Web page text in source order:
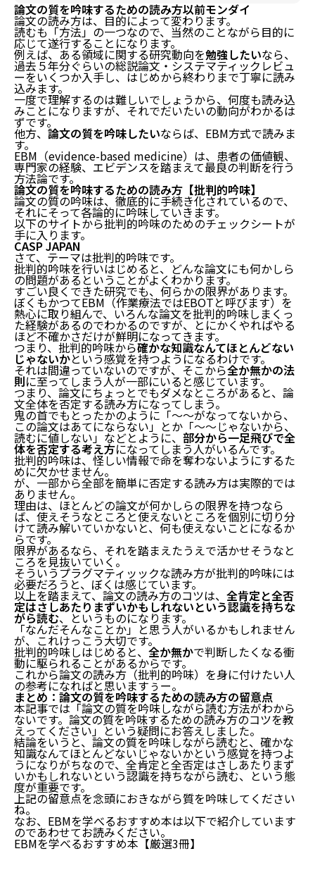
論文の質を吟味するための読み方以前モンダイ
論文の読み方は、目的によって変わります。
読むも「方法」の一つなので、当然のことながら目的に
応じて遂行することになります。
例えば、ある領域に関する研究動向を勉強したいなら、
過去５年分ぐらいの総説論文・システマティックレビュ
ーをいくつか入手し、はじめから終わりまで丁寧に読み
込みます。
一度で理解するのは難しいでしょうから、何度も読み込
みことになりますが、それでだいたいの動向がわかるは
ずです。
他方、論文の質を吟味したいならば、EBM方式で読みま
す。
EBM（evidence-based medicine）は、患者の価値観、
専門家の経験、エビデンスを踏まえて最良の判断を行う
方法論です。
論文の質を吟味するための読み方【批判的吟味】
論文の質の吟味は、徹底的に手続き化されているので、
それにそって各論的に吟味していきます。
以下のサイトから批判的吟味のためのチェックシートが
手に入ります。
CASP JAPAN
さて、テーマは批判的吟味です。
批判的吟味を行いはじめると、どんな論文にも何かしら
の問題があるということがよくわかります。
すごい良くできた研究でも、何らかの限界があります。
ぼくもかつてEBM（作業療法ではEBOTと呼びます）を
熱心に取り組んで、いろんな論文を批判的吟味しまくっ
た経験があるのでわかるのですが、とにかくやればやる
ほど不確かさだけが鮮明になってきます。
つまり、批判的吟味から確かな知識なんてほとんどない
じゃないかという感覚を持つようになるわけです。
それは間違っていないのですが、そこから全か無かの法
則に至ってしまう人が一部にいると感じています。
つまり、論文にちょっとでもダメなところがあると、論
文全体を否定する読み方になってしまう。
鬼の首でもとったかのように「〜〜がなってないから、
この論文はあてにならない」とか「〜〜じゃないから、
読むに値しない」などとように、 部分から一足飛びで全
体を否定する考え方になってしまう人がいるんです。
批判的吟味は、怪しい情報で命を奪わないようにするた
めに欠かせません。
が、一部から全部を簡単に否定する読み方は実際的では
ありません。
理由は、ほとんどの論文が何かしらの限界を持つなら
ば、使えそうなところと使えないところを個別に切り分
けて読み解いていかないと、何も使えないことになるか
らです。
限界があるなら、それを踏まえたうえで活かせそうなと
ころを見抜いていく。
そういうプラグマティッックな読み方が批判的吟味には
必要だろうと、ぼくは感じています。
以上を踏まえて、論文の読み方のコツは、 全肯定と全否
定はさしあたりまずいかもしれないという認識を持ちな
がら読む、というものになります。
「なんだそんなことか」と思う人がいるかもしれません
が、これけっこう大切です。
批判的吟味しはじめると、 全か無かで判断したくなる衝
動に駆られることがあるからです。
これから論文の読み方（批判的吟味）を身に付けたい人
の参考になればと思いますぅー。
まとめ：論文の質を吟味するための読み方の留意点
本記事では「論文の質を吟味しながら読む方法がわから
ないです。論文の質を吟味するための読み方のコツを教
えってください」という疑問にお答えしました。
結論をいうと、論文の質を吟味しながら読むと、確かな
知識なんてほとんどないじゃないかという感覚を持つよ
うになりがちなので、全肯定と全否定はさしあたりまず
いかもしれないという認識を持ちながら読む、という態
度が重要です。
上記の留意点を念頭におきながら質を吟味してください
ね。
なお、EBMを学べるおすすめ本は以下で紹介しています
のであわせてお読みください。
EBMを学べるおすすめ本【厳選3冊】